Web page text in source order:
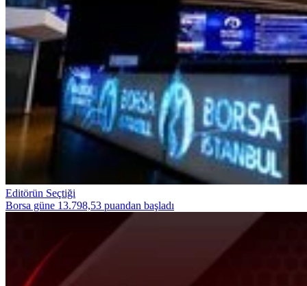
Editörün Seçtiği
Borsa güne 13.798,53 puandan başladı